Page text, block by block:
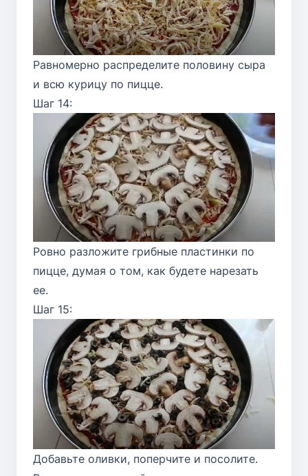
Равномерно распределите половину сыра
и всю курицу по пицце.
Шаг 14:
Ровно разложите грибные пластинки по
пицце, думая о том, как будете нарезать
ее.
Шаг 15:
Добавьте оливки, поперчите и посолите.